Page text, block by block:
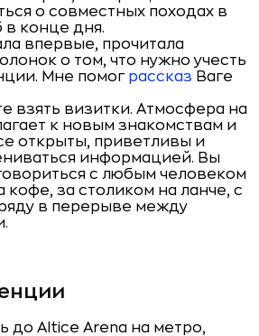
о совместных походах в
в конце дня.
впервые, прочитала
о том, что нужно учесть
Мне помог рассказ Ваге
взять визитки. Атмосфера на
к новым знакомствам и
открыты, приветливы и
информацией. Вы
с любым человеком
кофе, за столиком на ланче, с
в перерыве между
до Altice Arena на метро,